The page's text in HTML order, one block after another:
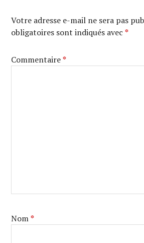
Votre adresse e-mail ne sera pas
obligatoires sont indiqués avec*
Commentaire*
Nom*